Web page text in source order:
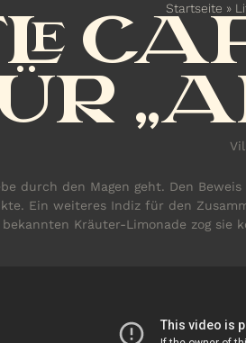
Startseite »
durch den Magen geht. Den
Ein weiteres Indiz für den
Kräuter-Limonade zog